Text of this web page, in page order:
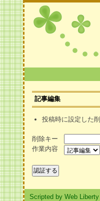
記事編集
投稿時に設定した
削除キー
作業内容
Scripted by Web Liberty